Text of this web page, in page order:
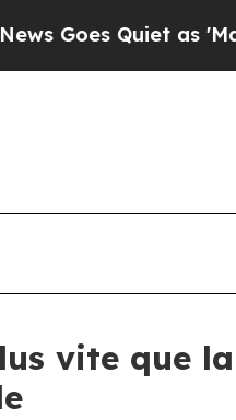
Quiet as 'Maga
vite que